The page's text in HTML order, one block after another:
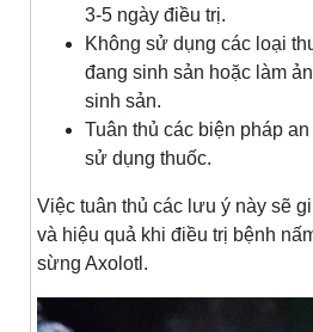
3-5 ngày điều trị.
Không sử dụng các loại
đang sinh sản hoặc làm
sinh sản.
Tuân thủ các biện pháp
sử dụng thuốc.
Việc tuân thủ các lưu ý này sẽ
và hiệu quả khi điều trị bệnh
sừng Axolotl.